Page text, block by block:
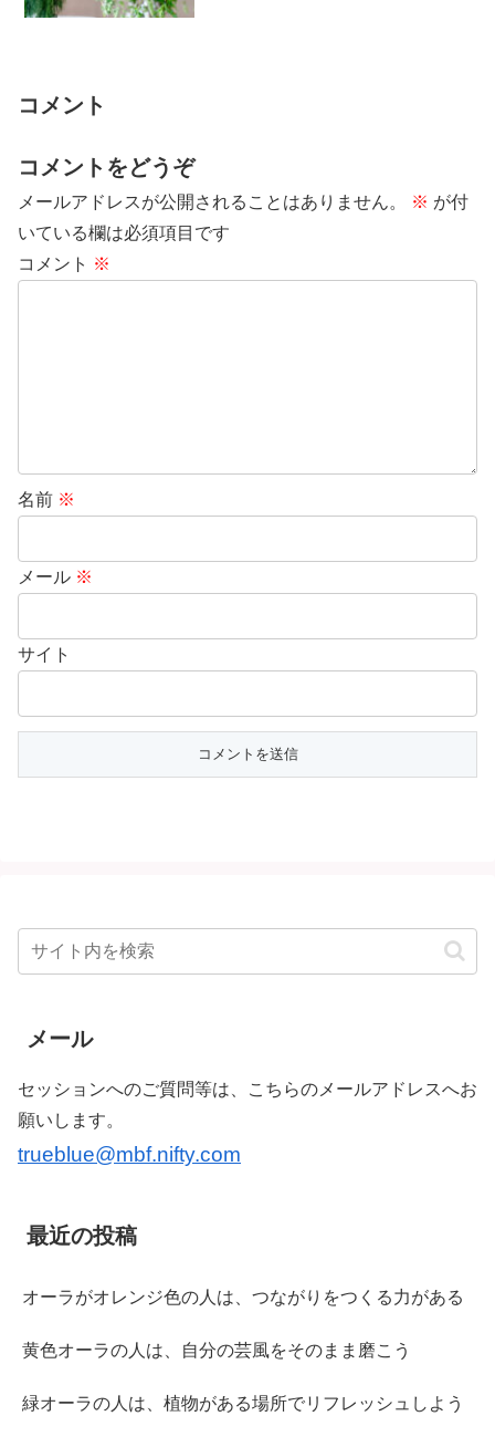
コメント
コメントをどうぞ
メールアドレスが公開されることはありません。 ※ が付
いている欄は必須項目です
コメント ※
名前 ※
メール ※
サイト
メール
セッションへのご質問等は、こちらのメールアドレスへお
願いします。
trueblue@mbf.nifty.com
最近の投稿
オーラがオレンジ色の人は、つながりをつくる力がある
黄色オーラの人は、自分の芸風をそのまま磨こう
緑オーラの人は、植物がある場所でリフレッシュしよう